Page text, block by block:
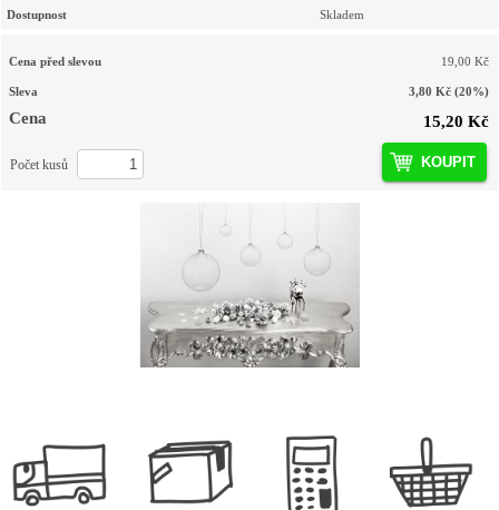
Dostupnost Skladem
Cena před slevou 19,00 Kč
Sleva 3,80 Kč (20%)
Cena 15,20 Kč
KOUPIT
Počet kusů